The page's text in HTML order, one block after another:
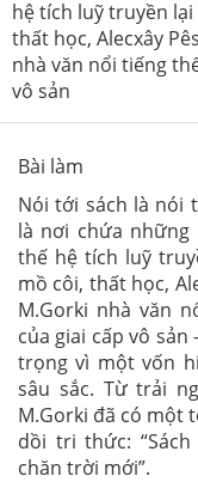
hệ tích luỹ truyền
thất học, Alecxây
nhà văn nổi tiếng
vô sản
Bài làm
Nói tới sách là nói
là nơi chứa
thế hệ tích luỹ
mồ côi, thất học,
M.Gorki nhà văn
của giai cấp vô
trọng vì một vốn
sâu sắc. Từ trải
M.Gorki đã có một
dồi tri thức:
chăn trời mới”.